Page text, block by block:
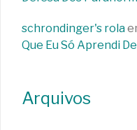
schrondinger's rola
Que Eu Só Aprendi
Arquivos